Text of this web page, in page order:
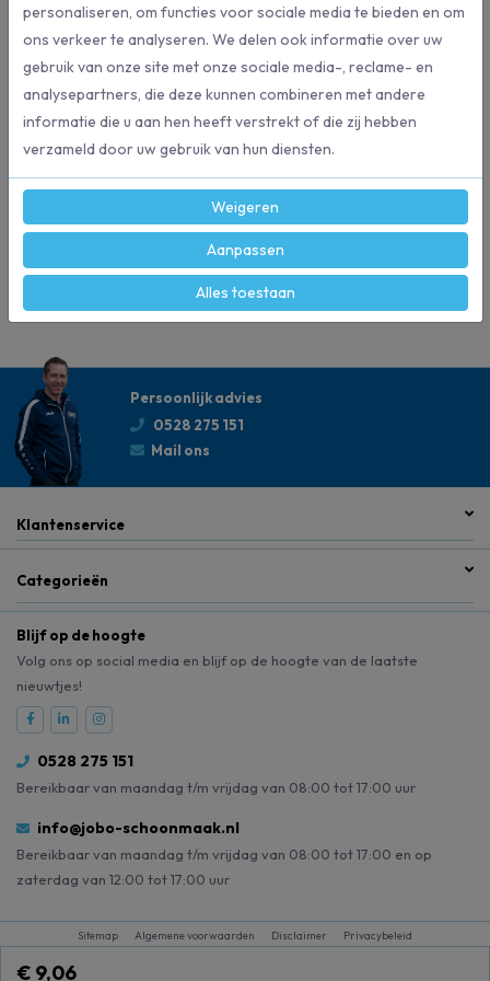
€ 9,06
Specificaties
Artikelnummer
Merk Robijn
Geschikt voor Wasmiddel
Persoonlijk advies
0528 275 151
Mail ons
Klantenservice
Categorieën
Blijf op de hoogte
Volg ons op social media en blijf op de hoogte van de laatste
nieuwtjes!
0528 275 151
Bereikbaar van maandag t/m vrijdag van 08:00 tot 17:00 uur
info@jobo-schoonmaak.nl
Bereikbaar van maandag t/m vrijdag van 08:00 tot 17:00 en op
zaterdag van 12:00 tot 17:00 uur
Sitemap Algemene voorwaarden Disclaimer Privacybeleid
personaliseren, om functies voor sociale media te bieden en om
ons verkeer te analyseren. We delen ook informatie over uw
gebruik van onze site met onze sociale media-, reclame- en
analysepartners, die deze kunnen combineren met andere
informatie die u aan hen heeft verstrekt of die zij hebben
verzameld door uw gebruik van hun diensten.
Weigeren
Aanpassen
Alles toestaan